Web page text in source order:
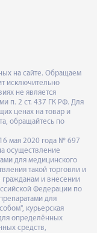
на сайте. Обращаем
исключительно
не является
п. 2 ст. 437 ГК РФ. Для
ценах на товар и
обращайтесь по
мая 2020 года № 697
осуществление
для медицинского
такой торговли и
гражданам и внесении
Федерации по
для
курьерская
определённых
средств,